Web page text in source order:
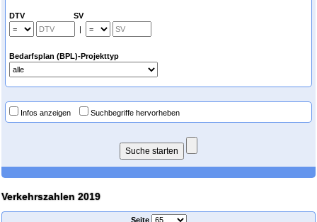
DTV SV
|
Bedarfsplan (BPL)-Projekttyp
Infos anzeigen Suchbegriffe hervorheben
Verkehrszahlen 2019
Seite